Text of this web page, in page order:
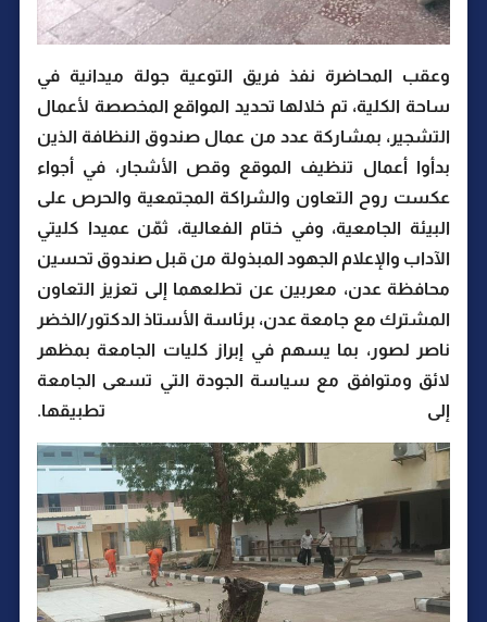
وعقب المحاضرة نفذ فريق التوعية جولة ميدانية في
ساحة الكلية، تم خلالها تحديد المواقع المخصصة لأعمال
التشجير، بمشاركة عدد من عمال صندوق النظافة الذين
بدأوا أعمال تنظيف الموقع وقص الأشجار، في أجواء
عكست روح التعاون والشراكة المجتمعية والحرص على
البيئة الجامعية، وفي ختام الفعالية، ثمّن عميدا كليتي
الآداب والإعلام الجهود المبذولة من قبل صندوق تحسين
محافظة عدن، معربين عن تطلعهما إلى تعزيز التعاون
المشترك مع جامعة عدن، برئاسة الأستاذ الدكتور/الخضر
ناصر لصور، بما يسهم في إبراز كليات الجامعة بمظهر
لائق ومتوافق مع سياسة الجودة التي تسعى الجامعة
إلى تطبيقها.